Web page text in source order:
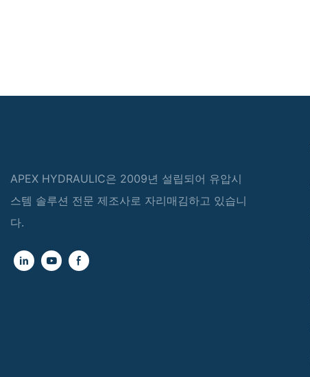
APEX HYDRAULIC은 2009년 설립되어 유압시
스템 솔루션 전문 제조사로 자리매김하고 있습니
다.